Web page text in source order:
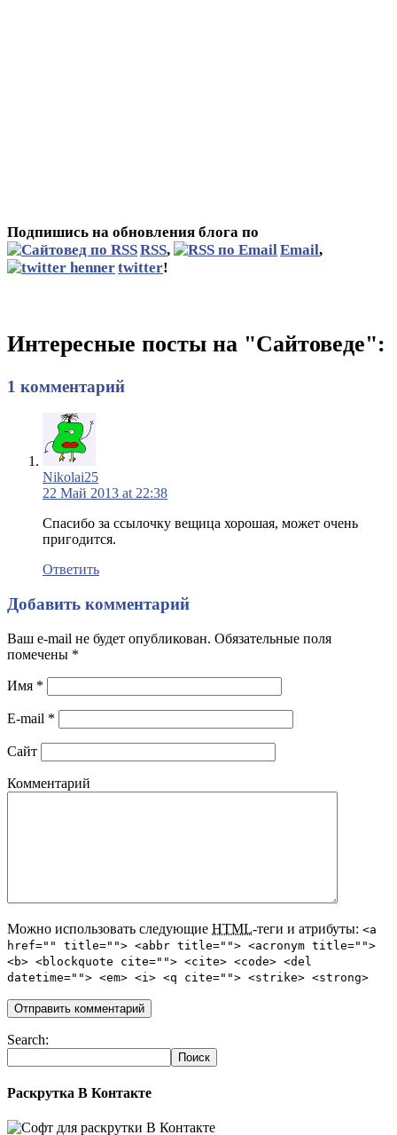
Подпишись на обновления блога по
RSS, Email,
twitter!
Интересные посты на "Сайтоведе":
1 комментарий
Nikolai25
22 Май 2013 at 22:38
Спасибо за ссылочку вещица хорошая, может очень
пригодится.
Ответить
Добавить комментарий
Ваш e-mail не будет опубликован. Обязательные поля
помечены *
Имя *
E-mail *
Сайт
Комментарий
Можно использовать следующие HTML-теги и атрибуты: <a
href="" title=""> <abbr title=""> <acronym title="">
<b> <blockquote cite=""> <cite> <code> <del
datetime=""> <em> <i> <q cite=""> <strike> <strong>
Search:
Раскрутка В Контакте